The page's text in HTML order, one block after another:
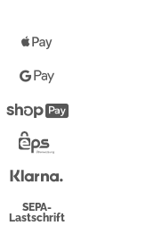
Pay
Google
Pay
Überweisung
SEPA-
Lastschrift